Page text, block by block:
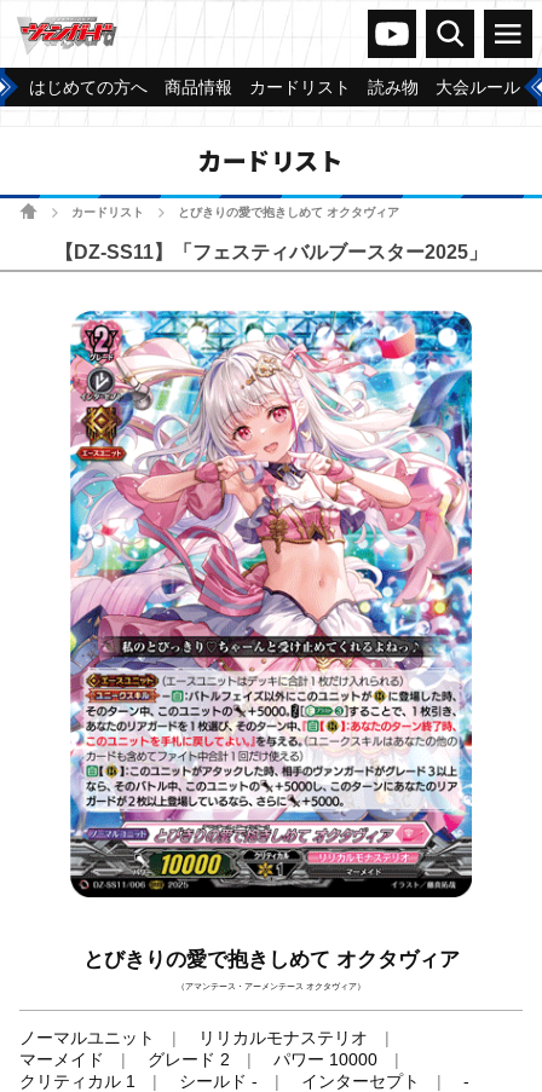
ヴァンガードch
検索 メニュー
はじめての方へ 商品情報 カードリスト 読み物 大会ルール
カードリスト
ホームカードリスト とびきりの愛で抱きしめて オクタヴィア
【DZ-SS11】「フェスティバルブースター2025」
とびきりの愛で抱きしめて オクタヴィア
（アマンテース・アーメンテース オクタヴィア）
ノーマルユニット
リリカルモナステリオ
マーメイド
グレード 2
パワー 10000
クリティカル 1
シールド - インターセプト -